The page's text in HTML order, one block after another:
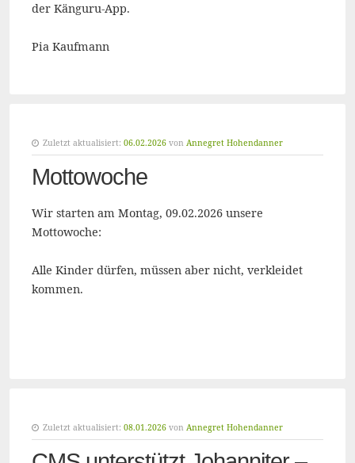
der Känguru-App.
Pia Kaufmann
Zuletzt aktualisiert: 06.02.2026 von Annegret Hohendanner
Mottowoche
Wir starten am Montag, 09.02.2026 unsere
Mottowoche:
Alle Kinder dürfen, müssen aber nicht, verkleidet
kommen.
Zuletzt aktualisiert: 08.01.2026 von Annegret Hohendanner